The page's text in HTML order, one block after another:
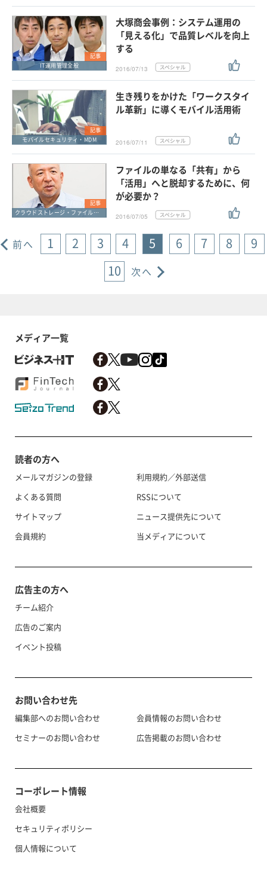
記事
IT運用管理全般
大塚商会事例：システム運用の
「見える化」で品質レベルを向上
する
2016/07/13
記事
モバイルセキュリティ・MDM
生き残りをかけた「ワークスタイ
ル革新」に導くモバイル活用術
2016/07/11
記事
クラウドストレージ・ファイル共有・ファイル転送
ファイルの単なる「共有」から
「活用」へと脱却するために、何
が必要か？
2016/07/05
前へ 1 2 3 4 5 6 7 8
9
10
次へ
メディア一覧
読者の方へ
メールマガジンの登録
よくある質問
サイトマップ
会員規約
利用規約／外部送信
RSSについて
ニュース提供先について
当メディアについて
広告主の方へ
チーム紹介
広告のご案内
イベント投稿
お問い合わせ先
編集部へのお問い合わせ
セミナーのお問い合わせ
会員情報のお問い合わせ
広告掲載のお問い合わせ
コーポレート情報
会社概要
セキュリティポリシー
個人情報について